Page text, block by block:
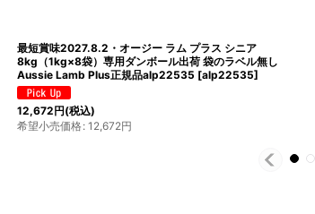
最短賞味2027.8.2・オージー ラム プラス シニア
8kg（1kg×8袋）専用ダンボール出荷 袋のラベル無し
Aussie Lamb Plus正規品alp22535 [alp22535]
12,672円(税込)
希望小売価格: 12,672円